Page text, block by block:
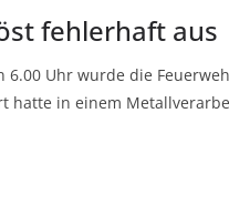
fehlerhaft aus
6.00 Uhr wurde die
hatte in einem